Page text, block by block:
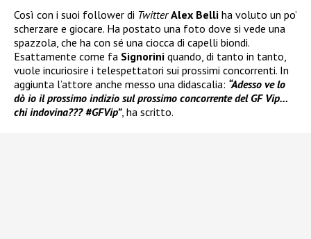
Così con i suoi follower di Twitter Alex Belli ha voluto un po’
scherzare e giocare. Ha postato una foto dove si vede una
spazzola, che ha con sé una ciocca di capelli biondi.
Esattamente come fa Signorini quando, di tanto in tanto,
vuole incuriosire i telespettatori sui prossimi concorrenti. In
aggiunta l’attore anche messo una didascalia: “Adesso ve lo
dò io il prossimo indizio sul prossimo concorrente del GF Vip…
chi indovina??? #GFVip”, ha scritto.